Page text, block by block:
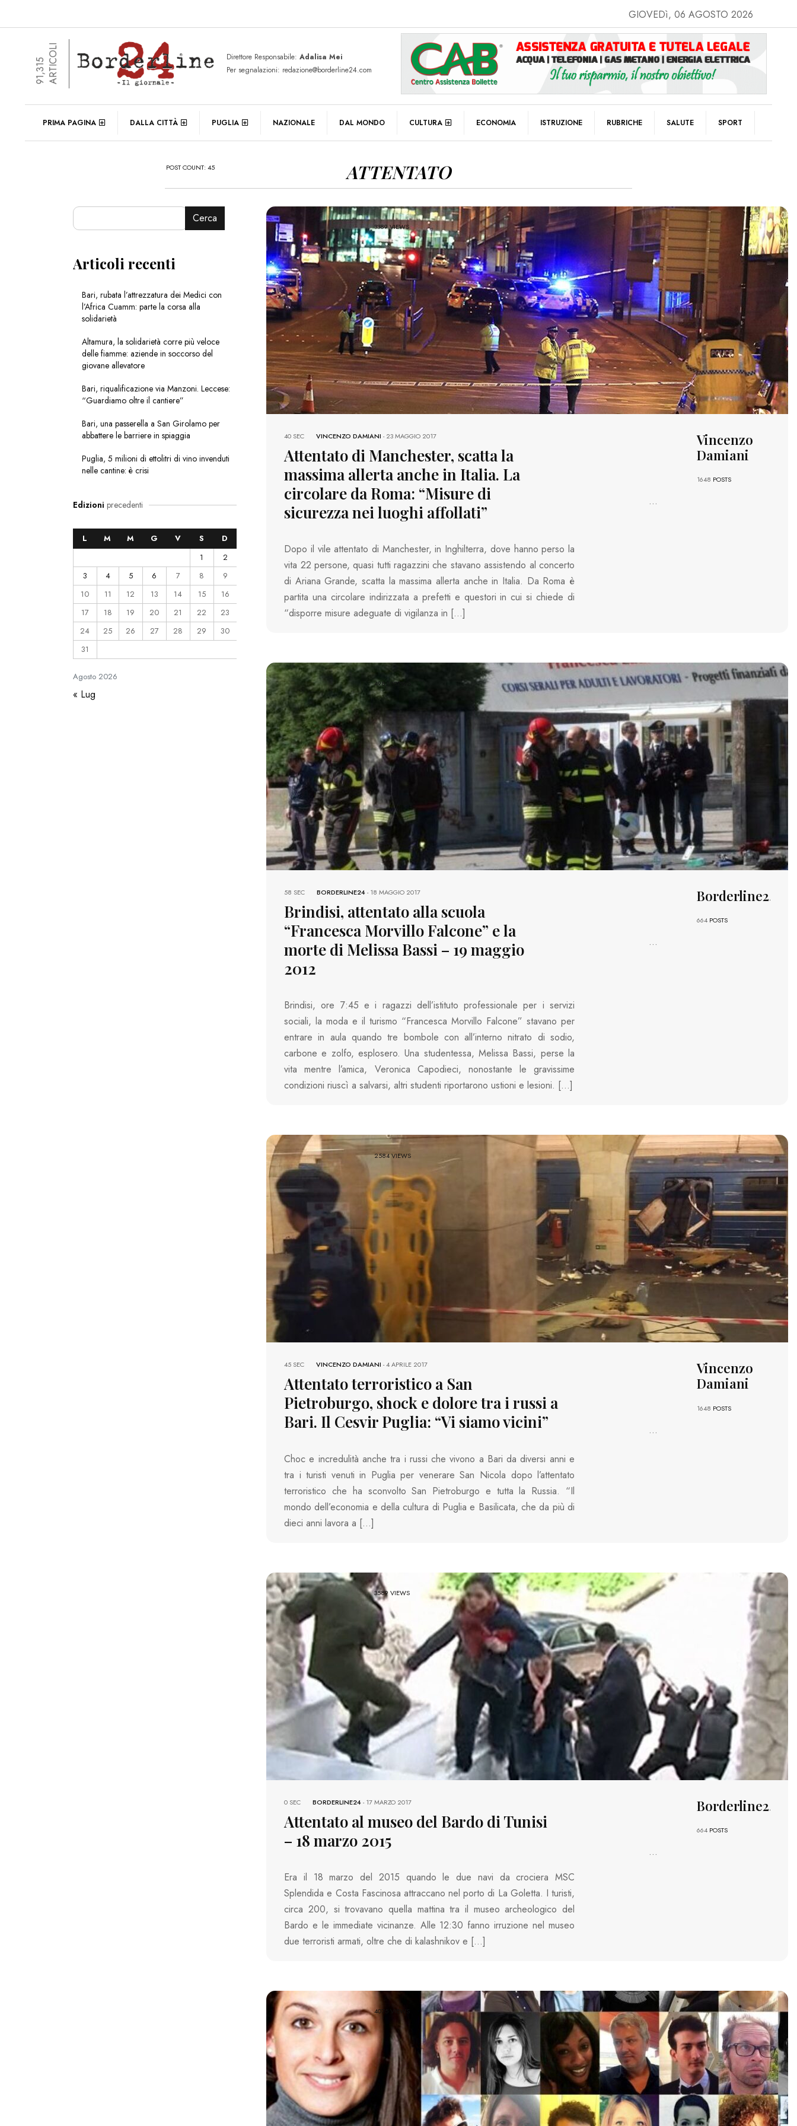
GIOVEDì, 06 AGOSTO 2026
91,315ARTICOLI Direttore Responsabile: Adalisa Mei
Per segnalazioni: redazione@borderline24.com
PRIMA PAGINA DALLA CITTÀ PUGLIA NAZIONALE DAL MONDO CULTURA ECONOMIA ISTRUZIONE RUBRICHE SALUTE SPORT
POST COUNT: 45 ATTENTATO
3389 VIEWS
VINCENZO DAMIANI -23 MAGGIO 2017
40 SEC
Attentato di Manchester, scatta la
massima allerta anche in Italia. La
circolare da Roma: “Misure di
sicurezza nei luoghi affollati”
Dopo il vile attentato di Manchester, in Inghilterra, dove hanno perso la
vita 22 persone, quasi tutti ragazzini che stavano assistendo al concerto
di Ariana Grande, scatta la massima allerta anche in Italia. Da Roma è
partita una circolare indirizzata a prefetti e questori in cui si chiede di
“disporre misure adeguate di vigilanza in […]
Vincenzo
Damiani
1648 POSTS
...
4982 VIEWS
BORDERLINE24-18 MAGGIO 2017
58 SEC
Brindisi, attentato alla scuola
“Francesca Morvillo Falcone” e la
morte di Melissa Bassi – 19 maggio
2012
Brindisi, ore 7:45 e i ragazzi dell’istituto professionale per i servizi
sociali, la moda e il turismo “Francesca Morvillo Falcone” stavano per
entrare in aula quando tre bombole con all’interno nitrato di sodio,
carbone e zolfo, esplosero. Una studentessa, Melissa Bassi, perse la
vita mentre l’amica, Veronica Capodieci, nonostante le gravissime
condizioni riuscì a salvarsi, altri studenti riportarono ustioni e lesioni. […]
Borderline24
664 POSTS
...
2584 VIEWS
VINCENZO DAMIANI -4 APRILE 2017
45 SEC
Attentato terroristico a San
Pietroburgo, shock e dolore tra i russi a
Bari. Il Cesvir Puglia: “Vi siamo vicini”
Choc e incredulità anche tra i russi che vivono a Bari da diversi anni e
tra i turisti venuti in Puglia per venerare San Nicola dopo l’attentato
terroristico che ha sconvolto San Pietroburgo e tutta la Russia. “Il
mondo dell’economia e della cultura di Puglia e Basilicata, che da più di
dieci anni lavora a […]
Vincenzo
Damiani
1648 POSTS
...
3589 VIEWS
BORDERLINE24-17 MARZO 2017
0 SEC
Attentato al museo del Bardo di Tunisi
– 18 marzo 2015
Era il 18 marzo del 2015 quando le due navi da crociera MSC
Splendida e Costa Fascinosa attraccano nel porto di La Goletta. I turisti,
circa 200, si trovavano quella mattina tra il museo archeologico del
Bardo e le immediate vicinanze. Alle 12:30 fanno irruzione nel museo
due terroristi armati, oltre che di kalashnikov e […]
Borderline24
664 POSTS
...
4075 VIEWS
Cerca
Articoli recenti
Bari, rubata l’attrezzatura dei Medici con
l’Africa Cuamm: parte la corsa alla
solidarietà
Altamura, la solidarietà corre più veloce
delle fiamme: aziende in soccorso del
giovane allevatore
Bari, riqualificazione via Manzoni. Leccese:
“Guardiamo oltre il cantiere”
Bari, una passerella a San Girolamo per
abbattere le barriere in spiaggia
Puglia, 5 milioni di ettolitri di vino invenduti
nelle cantine: è crisi
Edizioni precedenti
Agosto2026
L M M G V S
D
1
2
3
4 5 6 7 8
9
10
11 12 13 14 15
16
17
18 19 20 21 22
23
24
25 26 27 28 29
30
31
« Lug